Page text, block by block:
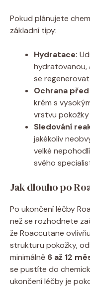
Pokud plánujete
základní tipy:
Hydratace:
hydratovanou,
se regenerovat.
Ochrana
krém s
vrstvu
Sledování
jakékoliv
velké
svého
Jak dlouho po
Po ukončení léčby
než se rozhodnete
že Roaccutane
strukturu pokožky,
minimálně 6 až 12
se pustíte do
ukončení léčby je